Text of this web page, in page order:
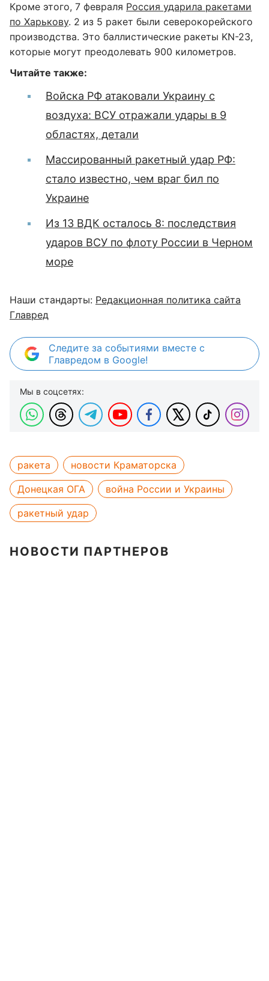
Кроме этого, 7 февраля Россия ударила ракетами
по Харькову. 2 из 5 ракет были северокорейского
производства. Это баллистические ракеты KN-23,
которые могут преодолевать 900 километров.
Читайте также:
Войска РФ атаковали Украину с
воздуха: ВСУ отражали удары в 9
областях, детали
Массированный ракетный удар РФ:
стало известно, чем враг бил по
Украине
Из 13 ВДК осталось 8: последствия
ударов ВСУ по флоту России в Черном
море
Наши стандарты: Редакционная политика сайта
Главред
Следите за событиями вместе с
Главредом в Google!
Мы в соцсетях:
ракета
новости Краматорска
Донецкая ОГА
война России и Украины
ракетный удар
НОВОСТИ ПАРТНЕРОВ